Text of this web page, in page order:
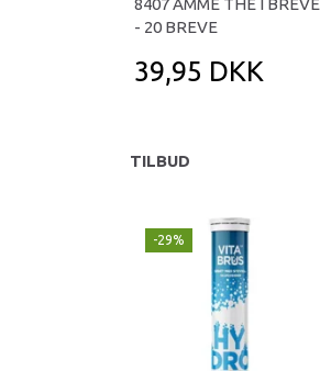
8407 AMME THE I BREVE
- 20 BREVE
39,95 DKK
TILBUD
-29%